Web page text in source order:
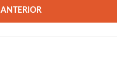
ANTERIOR